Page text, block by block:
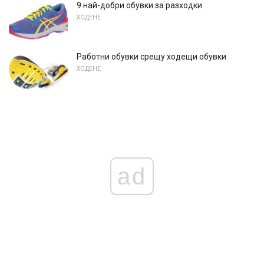
9 най-добри обувки за разходки
ХОДЕНЕ
Работни обувки срещу ходещи обувки
ХОДЕНЕ
ad